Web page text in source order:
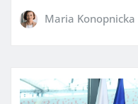
Maria Konopnicka